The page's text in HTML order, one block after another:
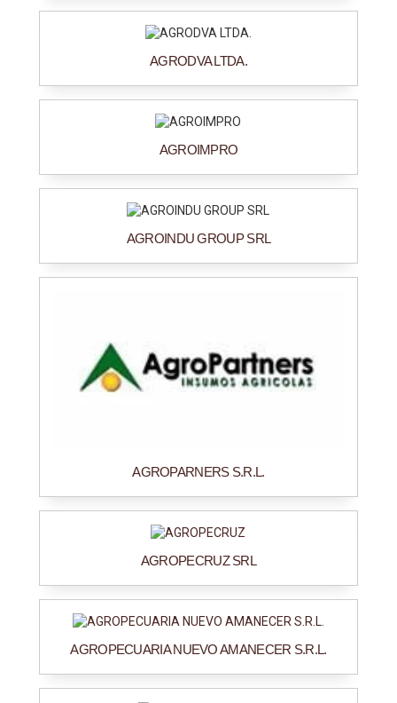
AGRODVA LTDA.
AGROIMPRO
AGROINDU GROUP SRL
AGROPARNERS S.R.L.
AGROPECRUZ SRL
AGROPECUARIA NUEVO AMANECER S.R.L.